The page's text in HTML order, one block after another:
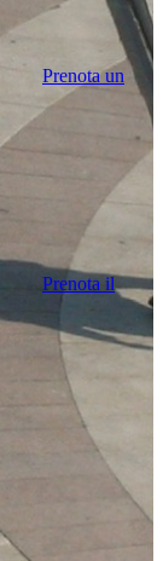
Prenota un
Prenota il